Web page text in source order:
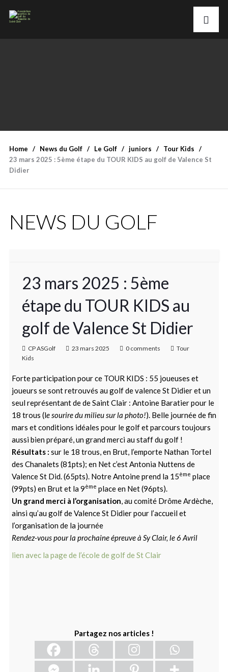
Home News du Golf Le Golf juniors
Tour Kids
23 mars 2025 : 5ème étape du TOUR KIDS au golf de Valence St
Didier
NEWS DU GOLF
23 mars 2025 : 5ème
étape du TOUR KIDS au
golf de Valence St Didier
CP ASGolf 23 mars 2025 0 comments
Tour
Kids
Forte participation pour ce TOUR KIDS : 55 joueuses et
joueurs se sont retrouvés au golf de valence St Didier et un
seul représentant de de Saint Clair : Antoine Baratier pour le
18 trous (le sourire du milieu sur la photo!). Belle journée de fin
mars et conditions idéales pour le golf et parcours toujours
aussi bien préparé, un grand merci au staff du golf !
Résultats : sur le 18 trous, en Brut, l’emporte Nathan Tortel
des Chanalets (81pts); en Net c’est Antonia Nuttens de
Valence St Did. (65pts). Notre Antoine prend la 15ème place
(99pts) en Brut et la 9ème place en Net (96pts).
Un grand merci à l’organisation, au comité Drôme Ardèche,
ainsi qu’au golf de Valence St Didier pour l’accueil et
l’organisation de la journée
Rendez-vous pour la prochaine épreuve à Sy Clair, le 6 Avril
lien avec la page de l’école de golf de St Clair
Partagez nos articles !